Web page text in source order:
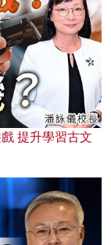
提升學習古文